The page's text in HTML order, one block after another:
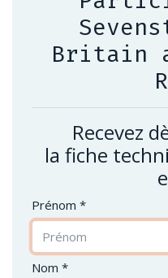
Britain
Recevez
la fiche
Prénom *
Nom *